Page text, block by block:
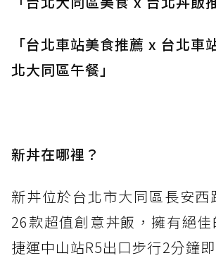
「台北車站美食推薦 x 台北
北大同區午餐」
新丼在哪裡？
新丼位於台北市大同區長安西
26款超值創意丼飯，擁有絕佳
捷運中山站R5出口步行2分鐘